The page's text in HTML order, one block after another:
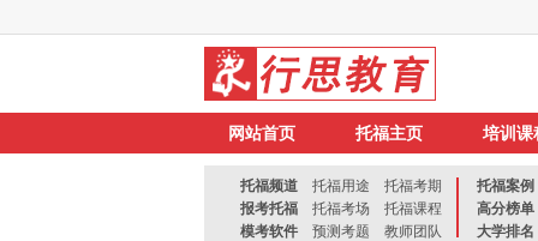
网站首页 托福主页 培训课
托福频道 托福用途
托福考期
报考托福
托福考场
托福课程
模考软件
预测考题 教师团队
托福案例
高分榜单
大学排名